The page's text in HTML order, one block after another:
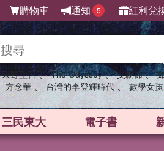
購物車 通知 5 紅利兌
東野圭吾 、 The Odyssey 、 父親節 、
方念華 、 台灣的李登輝時代 、 數學女
三民東大 電子書